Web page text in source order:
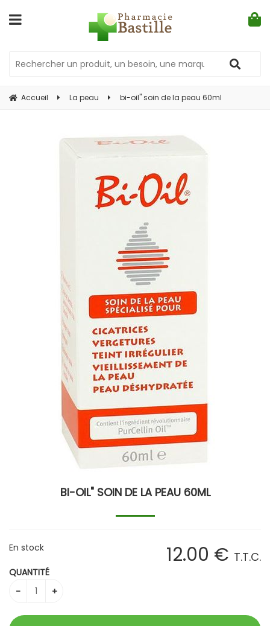
Accueil La peau bi-oil" soin de la peau 60ml
BI-OIL" SOIN DE LA PEAU 60ML
12.00 € T.T.C.
En stock
QUANTITÉ